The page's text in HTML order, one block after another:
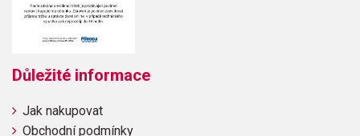
Důležité informace
Jak nakupovat
Obchodní podmínky